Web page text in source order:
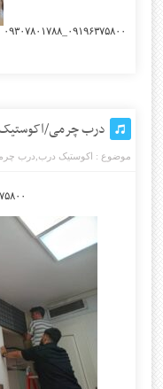
درب چرمی/
موضوع : اکوستیک درب درب
۰۹۱۹۶۳۷۵۸۰۰_۰۹۳۰۷۸۰۱۷۸۸